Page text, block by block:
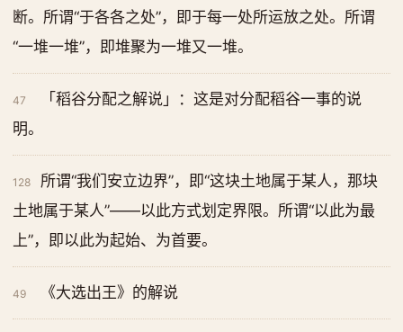
断。所谓“于各各之处”，即于每一处所运放之处。所谓
“一堆一堆”，即堆聚为一堆又一堆。
47
「稻谷分配之解说」：这是对分配稻谷一事的说
明。
128
所谓“我们安立边界”，即“这块土地属于某人，那块
土地属于某人”——以此方式划定界限。所谓“以此为最
上”，即以此为起始、为首要。
49 《大选出王》的解说